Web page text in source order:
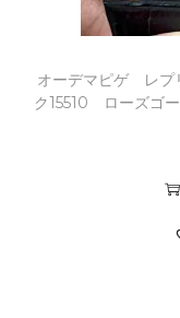
オーデマピゲ レプ
ク15510 ローズゴ